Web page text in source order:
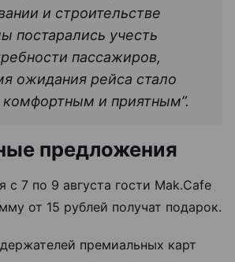
и строительстве
постарались учесть
пассажиров,
ожидания рейса стало
и приятным”.
предложения
с 7 по 9 августа гости Mak.Cafe
от 15 рублей получат подарок.
премиальных карт